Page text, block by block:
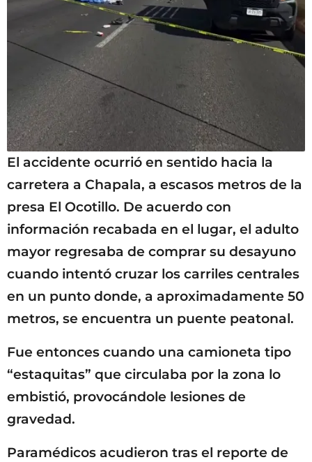
El accidente ocurrió en sentido hacia la
carretera a Chapala, a escasos metros de la
presa El Ocotillo. De acuerdo con
información recabada en el lugar, el adulto
mayor regresaba de comprar su desayuno
cuando intentó cruzar los carriles centrales
en un punto donde, a aproximadamente 50
metros, se encuentra un puente peatonal.
Fue entonces cuando una camioneta tipo
“estaquitas” que circulaba por la zona lo
embistió, provocándole lesiones de
gravedad.
Paramédicos acudieron tras el reporte de